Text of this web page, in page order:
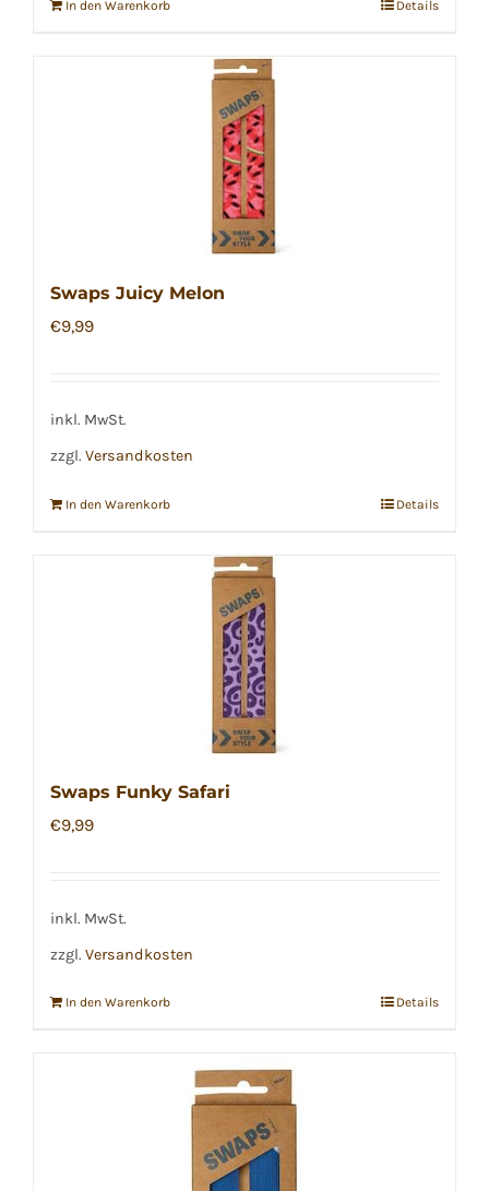
In den Warenkorb Details
Swaps Juicy Melon
€9,99
inkl. MwSt.
zzgl. Versandkosten
In den Warenkorb Details
Swaps Funky Safari
€9,99
inkl. MwSt.
zzgl. Versandkosten
In den Warenkorb Details